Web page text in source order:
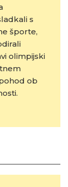
s
športe,
olimpijski
ob